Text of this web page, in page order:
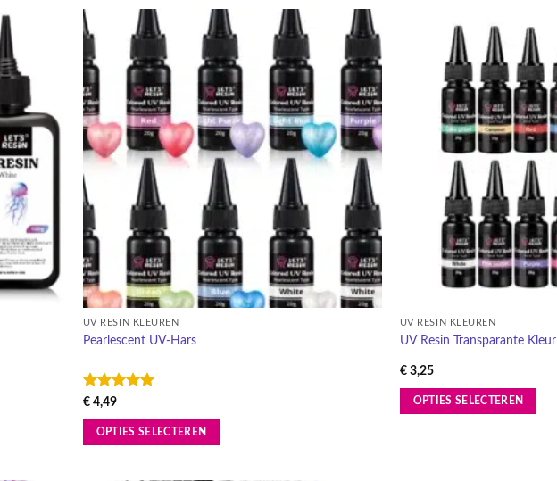
heeft
meerdere
variaties.
Deze
optie
kan
gekozen
op
de
productpagina
Toevoegen
aan
verlanglijst
Toevoegen
aan
verlanglijst
UV RESIN KLEUREN
Pearlescent UV-Hars
Gewaardeerd
€4,49
OPTIES SELECTEREN
UV RESIN KLEUREN
UV Resin Transparante Kleur
€3,25
OPTIES SELECTEREN